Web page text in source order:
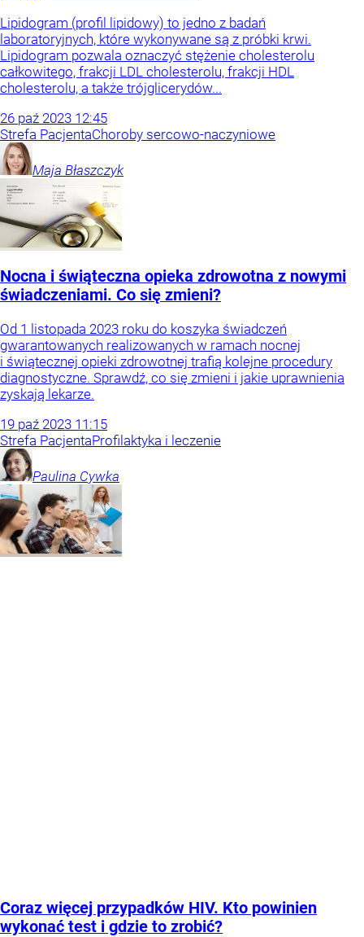
Lipidogram (profil lipidowy) to jedno z badań
laboratoryjnych, które wykonywane są z próbki krwi.
Lipidogram pozwala oznaczyć stężenie cholesterolu
całkowitego, frakcji LDL cholesterolu, frakcji HDL
cholesterolu, a także trójglicerydów...
26 paź 2023 12:45
Strefa PacjentaChoroby sercowo-naczyniowe
Maja Błaszczyk
Nocna i świąteczna opieka zdrowotna z nowymi
świadczeniami. Co się zmieni?
Od 1 listopada 2023 roku do koszyka świadczeń
gwarantowanych realizowanych w ramach nocnej
i świątecznej opieki zdrowotnej trafią kolejne procedury
diagnostyczne. Sprawdź, co się zmieni i jakie uprawnienia
zyskają lekarze.
19 paź 2023 11:15
Strefa PacjentaProfilaktyka i leczenie
Paulina Cywka
Coraz więcej przypadków HIV. Kto powinien
wykonać test i gdzie to zrobić?